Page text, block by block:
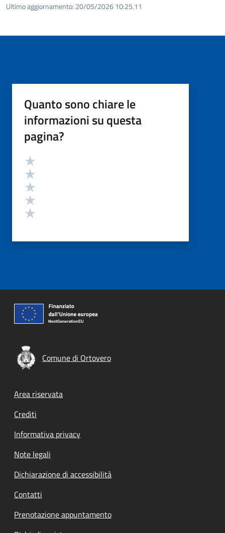
Ultimo aggiornamento: 20/05/2026 10:25.11
Quanto sono chiare le
informazioni su questa
pagina?
Valutazione
Comune di Ortovero
Footer menu
Area riservata
Crediti
Informativa privacy
Note legali
Dichiarazione di accessibilità
Contatti
Prenotazione appuntamento